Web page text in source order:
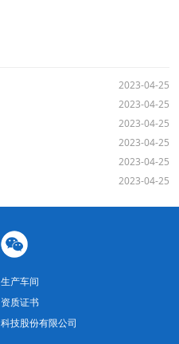
2023-04-25
2023-04-25
2023-04-25
2023-04-25
2023-04-25
2023-04-25
生产车间
资质证书
科技股份有限公司